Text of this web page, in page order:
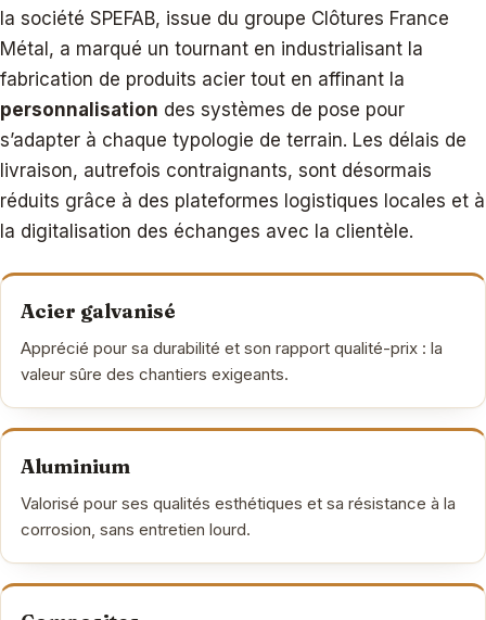
la société SPEFAB, issue du groupe Clôtures France
Métal, a marqué un tournant en industrialisant la
fabrication de produits acier tout en affinant la
personnalisation des systèmes de pose pour
s’adapter à chaque typologie de terrain. Les délais de
livraison, autrefois contraignants, sont désormais
réduits grâce à des plateformes logistiques locales et à
la digitalisation des échanges avec la clientèle.
Acier galvanisé
Apprécié pour sa durabilité et son rapport qualité-prix : la
valeur sûre des chantiers exigeants.
Aluminium
Valorisé pour ses qualités esthétiques et sa résistance à la
corrosion, sans entretien lourd.